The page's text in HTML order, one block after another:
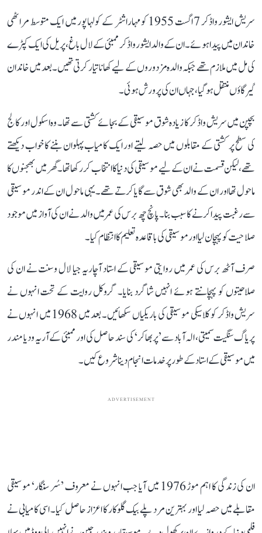
سریش ایشور واڈکر 7 اگست 1955 کو مہاراشٹر کے کولہاپور میں ایک متوسط مراٹھی
خاندان میں پیدا ہوئے۔ ان کے والد ایشور واڈکر ممبئی کے لال باغ، پریل کی ایک کپڑے
کی مل میں ملازم تھے جبکہ والدہ مزدوروں کے لیے کھانا تیار کرتی تھیں۔ بعد میں خاندان
گیرگاؤں منتقل ہو گیا، جہاں ان کی پرورش ہوئی۔
بچپن میں سریش واڈکر کا زیادہ شوق موسیقی کے بجائے کشتی سے تھا۔ وہ اسکول اور کالج
کی سطح پر کشتی کے مقابلوں میں حصہ لیتے اور ایک کامیاب پہلوان بننے کا خواب دیکھتے
تھے، لیکن قسمت نے ان کے لیے موسیقی کی دنیا کا انتخاب کر رکھا تھا۔ گھر میں بھجنوں کا
ماحول تھا اور ان کے والد بھی شوق سے گایا کرتے تھے۔ یہی ماحول ان کے اندر موسیقی
سے رغبت پیدا کرنے کا سبب بنا۔ پانچ چھ برس کی عمر میں والد نے ان کی آواز میں موجود
صلاحیت کو پہچان لیا اور موسیقی کی باقاعدہ تعلیم کا انتظام کیا۔
صرف آٹھ برس کی عمر میں روایتی موسیقی کے استاد آچاریہ جیا لال وسنت نے ان کی
صلاحیتوں کو پہچانتے ہوئے انہیں شاگرد بنایا۔ گروکل روایت کے تحت انہوں نے
سریش واڈکر کو کلاسیکی موسیقی کی باریکیاں سکھائیں۔ بعد میں 1968 میں انہوں نے
پریاگ سنگیت سمیتی، الہ آباد سے ’پربھاکر‘ کی سند حاصل کی اور ممبئی کے آریہ ودیا مندر
میں موسیقی کے استاد کے طور پر خدمات انجام دینا شروع کیں۔
ADVERTISEMENT
ان کی زندگی کا اہم موڑ 1976 میں آیا جب انہوں نے معروف ’سُر سنگار‘ موسیقی
مقابلے میں حصہ لیا اور بہترین مرد پلے بیک گلوکار کا اعزاز حاصل کیا۔ اسی کامیابی نے